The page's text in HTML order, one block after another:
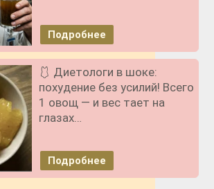
Подробнее
🩱 Диетологи в шоке:
похудение без усилий! Всего
1 овощ — и вес тает на
глазах…
Подробнее